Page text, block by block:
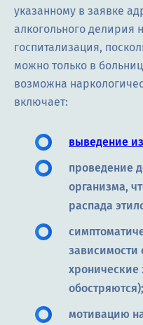
указанному в заявке
алкогольного делирия
госпитализация,
можно только в
возможна
включает:
выведение
проведение
организма,
распада
зависимости
хронические
обостряются);
мотивацию